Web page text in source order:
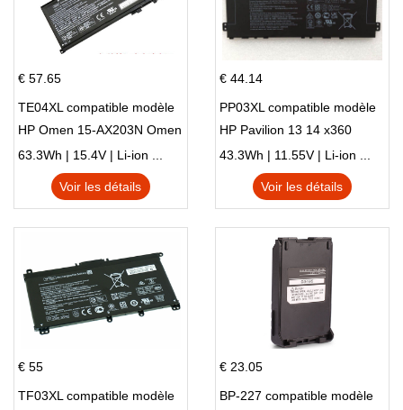
€ 57.65
TE04XL compatible modèle
HP Omen 15-AX203N Omen
15 Series Pavilion 15 Series
63.3Wh | 15.4V | Li-ion ...
Voir les détails
€ 44.14
PP03XL compatible modèle
HP Pavilion 13 14 x360
L83388-AC1 L83388-421
HSTNN-LB8S M01118-421
M01144-005 13-BB 14-DV
43.3Wh | 11.55V | Li-ion ...
Voir les détails
€ 55
TF03XL compatible modèle
€ 23.05
BP-227 compatible modèle